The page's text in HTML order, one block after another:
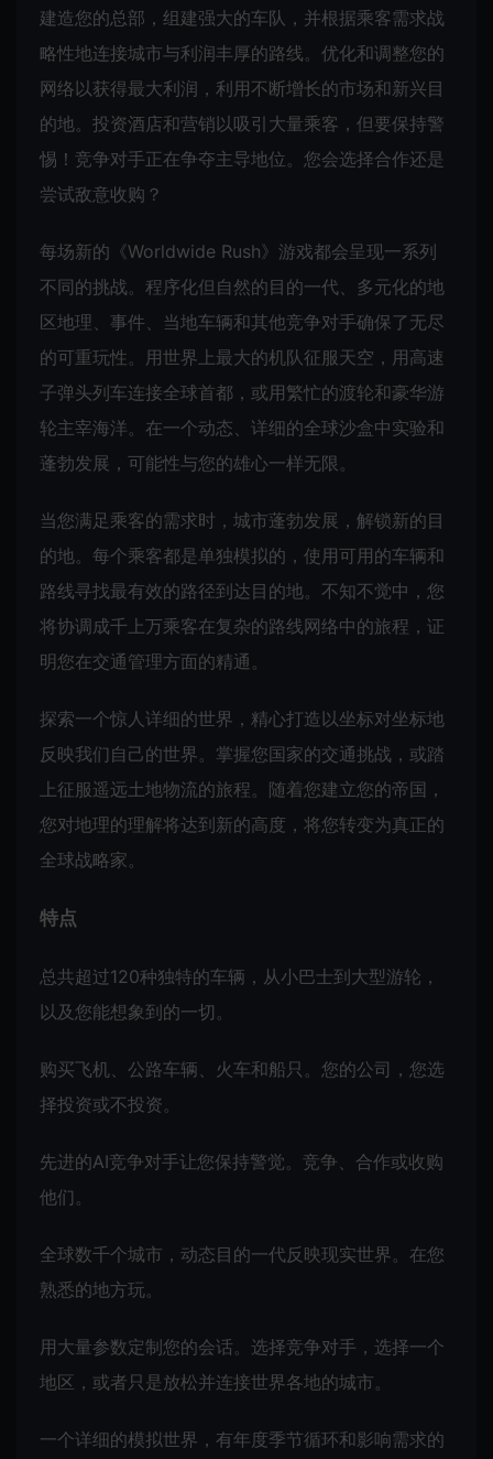
建造您的总部，组建强大的车队，并根据乘客需求战
略性地连接城市与利润丰厚的路线。优化和调整您的
网络以获得最大利润，利用不断增长的市场和新兴目
的地。投资酒店和营销以吸引大量乘客，但要保持警
惕！竞争对手正在争夺主导地位。您会选择合作还是
尝试敌意收购？
每场新的《Worldwide Rush》游戏都会呈现一系列
不同的挑战。程序化但自然的目的一代、多元化的地
区地理、事件、当地车辆和其他竞争对手确保了无尽
的可重玩性。用世界上最大的机队征服天空，用高速
子弹头列车连接全球首都，或用繁忙的渡轮和豪华游
轮主宰海洋。在一个动态、详细的全球沙盒中实验和
蓬勃发展，可能性与您的雄心一样无限。
当您满足乘客的需求时，城市蓬勃发展，解锁新的目
的地。每个乘客都是单独模拟的，使用可用的车辆和
路线寻找最有效的路径到达目的地。不知不觉中，您
将协调成千上万乘客在复杂的路线网络中的旅程，证
明您在交通管理方面的精通。
探索一个惊人详细的世界，精心打造以坐标对坐标地
反映我们自己的世界。掌握您国家的交通挑战，或踏
上征服遥远土地物流的旅程。随着您建立您的帝国，
您对地理的理解将达到新的高度，将您转变为真正的
全球战略家。
特点
总共超过120种独特的车辆，从小巴士到大型游轮，
以及您能想象到的一切。
购买飞机、公路车辆、火车和船只。您的公司，您选
择投资或不投资。
先进的AI竞争对手让您保持警觉。竞争、合作或收购
他们。
全球数千个城市，动态目的一代反映现实世界。在您
熟悉的地方玩。
用大量参数定制您的会话。选择竞争对手，选择一个
地区，或者只是放松并连接世界各地的城市。
一个详细的模拟世界，有年度季节循环和影响需求的